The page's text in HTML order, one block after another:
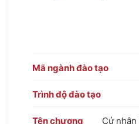
Mã ngành đào tạo
Trình độ đào tạo
Tên chương
Cử